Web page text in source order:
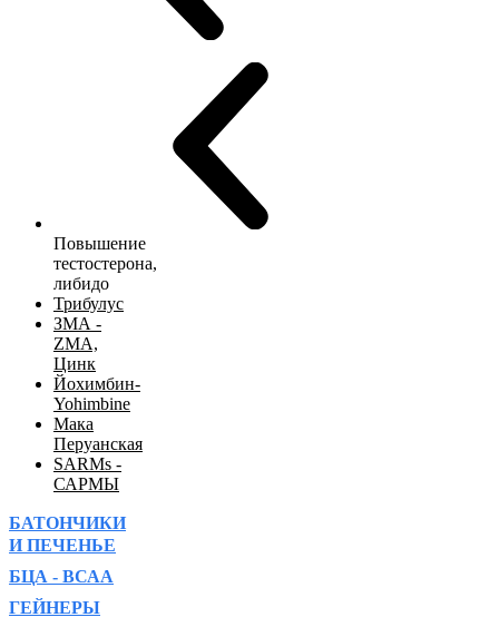
Повышение
тестостерона,
либидо
Трибулус
ЗМА -
ZMA,
Цинк
Йохимбин-
Yohimbine
Мака
Перуанская
SARMs -
САРМЫ
БАТОНЧИКИ
И ПЕЧЕНЬЕ
БЦА - ВСАА
ГЕЙНЕРЫ